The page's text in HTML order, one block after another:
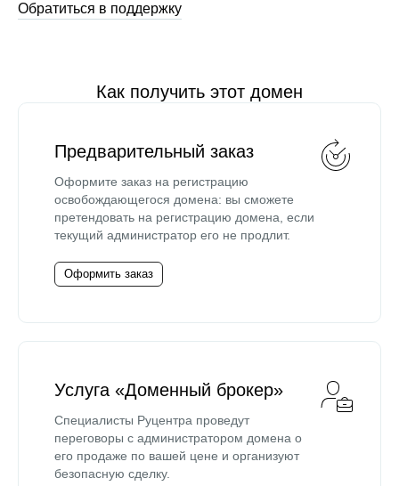
Обратиться в поддержку
Как получить этот домен
Предварительный заказ
Оформите заказ на регистрацию
освобождающегося домена: вы сможете
претендовать на регистрацию домена, если
текущий администратор его не продлит.
Оформить заказ
Услуга «Доменный брокер»
Специалисты Руцентра проведут
переговоры с администратором домена о
его продаже по вашей цене и организуют
безопасную сделку.